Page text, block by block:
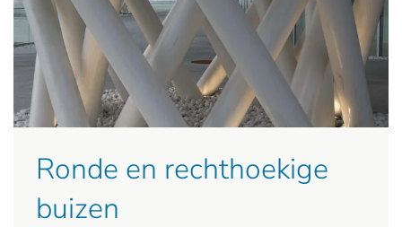
Ronde en rechthoekige
buizen